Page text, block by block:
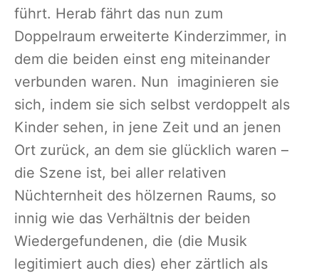
führt. Herab fährt das nun zum
Doppelraum erweiterte Kinderzimmer, in
dem die beiden einst eng miteinander
verbunden waren. Nun imaginieren sie
sich, indem sie sich selbst verdoppelt als
Kinder sehen, in jene Zeit und an jenen
Ort zurück, an dem sie glücklich waren –
die Szene ist, bei aller relativen
Nüchternheit des hölzernen Raums, so
innig wie das Verhältnis der beiden
Wiedergefundenen, die (die Musik
legitimiert auch dies) eher zärtlich als